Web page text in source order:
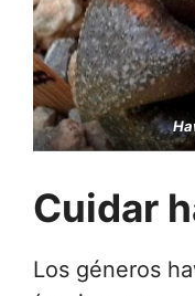
Cuidar
Los géneros